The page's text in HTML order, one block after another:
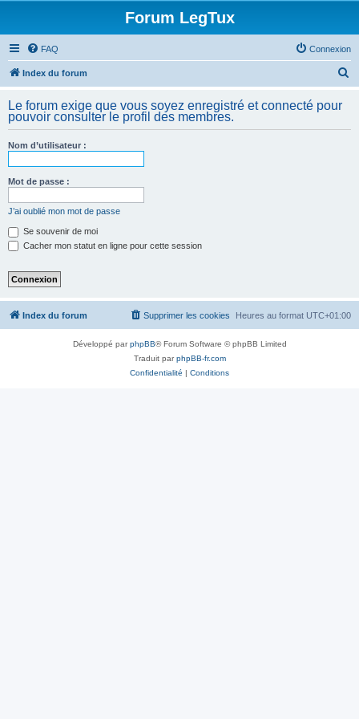
Forum LegTux
FAQ Connexion
Index du forum
h
Le forum exige que vous soyez enregistré et connecté pour
pouvoir consulter le profil des membres.
Nom d’utilisateur :
Mot de passe :
J’ai oublié mon mot de passe
Se souvenir de moi
Cacher mon statut en ligne pour cette session
Index du forum Heures au format UTC+01:00
Supprimer les cookies
Développé parphpBB® Forum Software © phpBB Limited
Traduit parphpBB-fr.com
Confidentialité | Conditions